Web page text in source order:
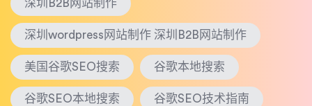
深圳B2B网站制作
深圳wordpress网站制作 深圳B2B网站制作
美国谷歌SEO搜索 谷歌本地搜索
谷歌SEO本地搜索 谷歌SEO技术指南